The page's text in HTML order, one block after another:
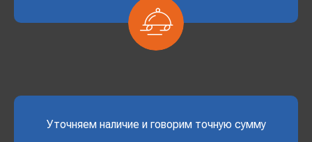
Уточняем наличие и говорим точную сумму